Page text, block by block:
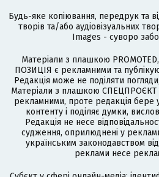
Будь-яке копіювання, передрук та
творів та/або аудіовізуальних
Images - суворо
Матеріали з плашкою
ПОЗИЦІЯ є рекламними та
Редакція може не поділяти
Матеріали з плашкою
рекламними, проте редакція бере
контенту і поділяє думки,
Редакція не несе
судження, оприлюднені у
українським законодавством
реклами несе